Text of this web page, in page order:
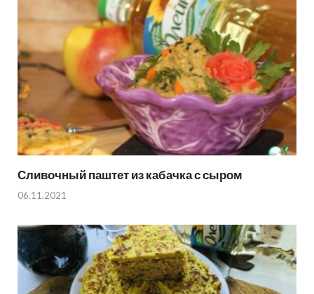
Сливочный паштет из кабачка с сыром
06.11.2021